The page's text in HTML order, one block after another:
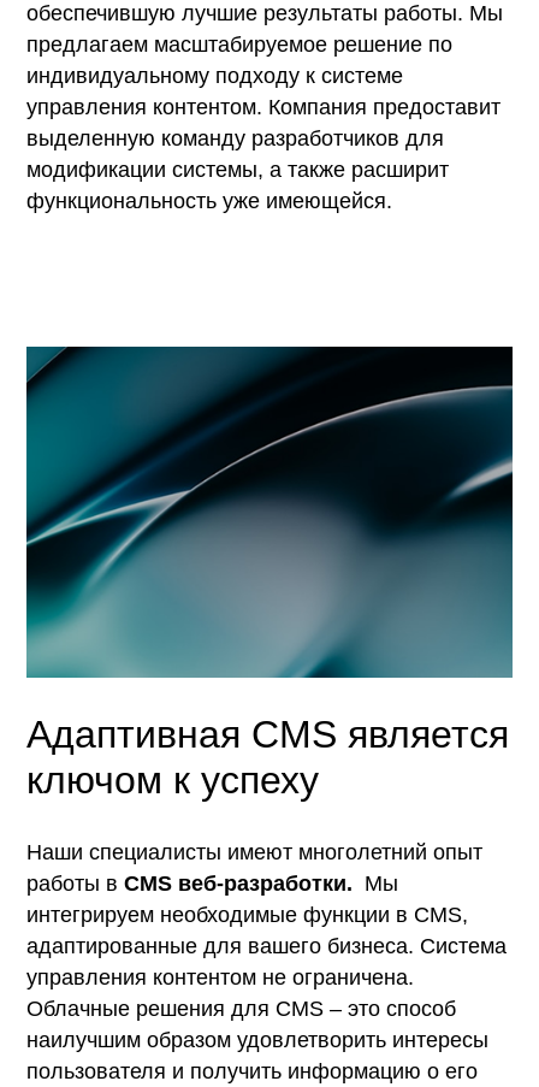
обеспечившую лучшие результаты работы. Мы
предлагаем масштабируемое решение по
индивидуальному подходу к системе
управления контентом. Компания предоставит
выделенную команду разработчиков для
модификации системы, а также расширит
функциональность уже имеющейся.
Адаптивная CMS является
ключом к успеху
Наши специалисты имеют многолетний опыт
работы вCMS веб-разработки. Мы
интегрируем необходимые функции в CMS,
адаптированные для вашего бизнеса. Система
управления контентом не ограничена.
Облачные решения для CMS – это способ
наилучшим образом удовлетворить интересы
пользователя и получить информацию о его